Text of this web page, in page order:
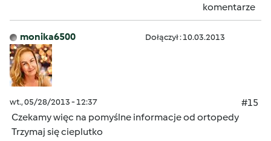
komentarze
monika6500 Dołączył : 10.03.2013
wt., 05/28/2013 - 12:37
#15
Czekamy więc na pomyślne informacje od ortopedy
Trzymaj się cieplutko